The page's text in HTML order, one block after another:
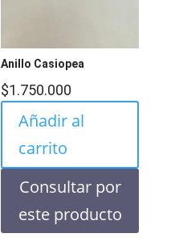
Anillo Casiopea
$1.750.000
Añadir al
carrito
Consultar por
este producto